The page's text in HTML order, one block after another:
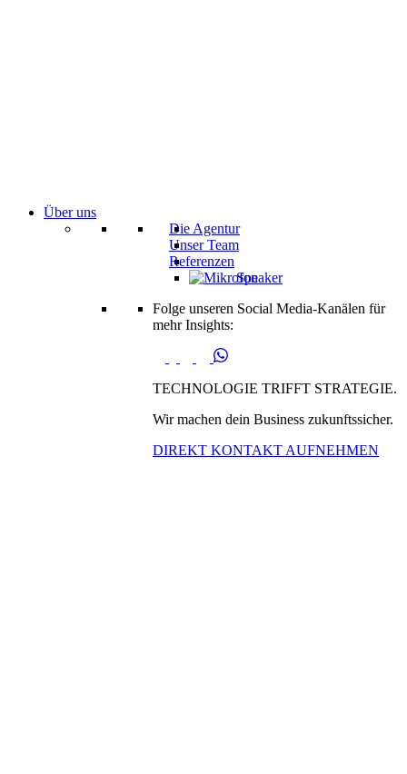
Über uns
Die Agentur
Unser Team
Referenzen
Speaker
Folge unseren Social Media-Kanälen für
mehr Insights:
TECHNOLOGIE TRIFFT STRATEGIE.
Wir machen dein Business zukunftssicher.
DIREKT KONTAKT AUFNEHMEN